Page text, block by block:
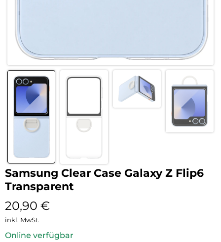
Samsung Clear Case Galaxy Z Flip6
Transparent
20,90 €
inkl. MwSt.
Online verfügbar